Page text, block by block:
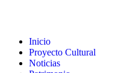
Inicio
Proyecto Cultural
Noticias